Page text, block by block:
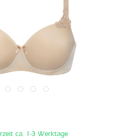
ca. 1-3 Werktage